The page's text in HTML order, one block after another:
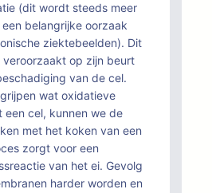
(dit wordt steeds meer
belangrijke oorzaak
ziektebeelden). Dit
veroorzaakt op zijn beurt
van de cel.
wat oxidatieve
een cel, kunnen we de
met het koken van een
zorgt voor een
van het ei. Gevolg
harder worden en